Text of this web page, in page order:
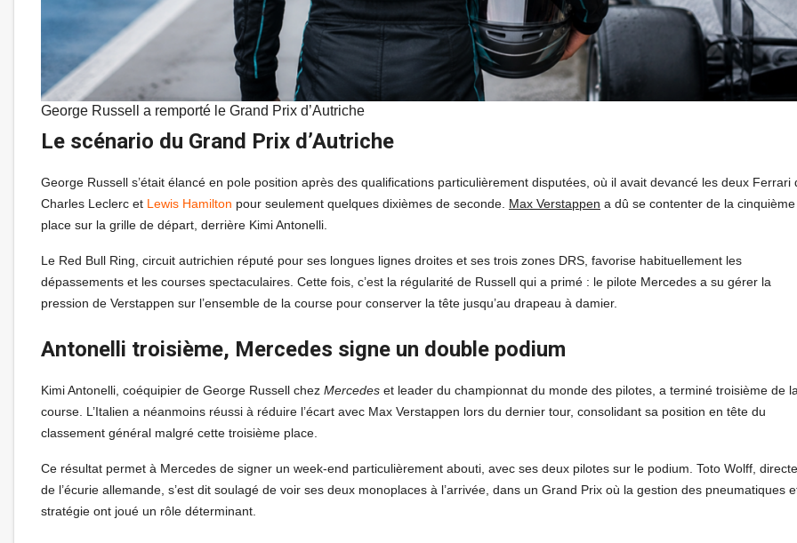
George Russell a remporté le Grand Prix d’Autriche
Le scénario du Grand Prix d’Autriche
George Russell s’était élancé en pole position après des qualifications particulièrement disputées, où il avait devancé les deux Ferrari
Charles Leclerc et Lewis Hamilton pour seulement quelques dixièmes de seconde. Max Verstappen a dû se contenter de la cinquième
place sur la grille de départ, derrière Kimi Antonelli.
Le Red Bull Ring, circuit autrichien réputé pour ses longues lignes droites et ses trois zones DRS, favorise habituellement les
dépassements et les courses spectaculaires. Cette fois, c’est la régularité de Russell qui a primé : le pilote Mercedes a su gérer la
pression de Verstappen sur l’ensemble de la course pour conserver la tête jusqu’au drapeau à damier.
Antonelli troisième, Mercedes signe un double podium
Kimi Antonelli, coéquipier de George Russell chez Mercedes et leader du championnat du monde des pilotes, a terminé troisième de la
course. L’Italien a néanmoins réussi à réduire l’écart avec Max Verstappen lors du dernier tour, consolidant sa position en tête du
classement général malgré cette troisième place.
Ce résultat permet à Mercedes de signer un week-end particulièrement abouti, avec ses deux pilotes sur le podium. Toto Wolff,
de l’écurie allemande, s’est dit soulagé de voir ses deux monoplaces à l’arrivée, dans un Grand Prix où la gestion des pneumatiques
stratégie ont joué un rôle déterminant.